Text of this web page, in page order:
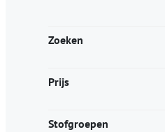
Zoeken
Prijs
Stofgroepen
kan
op
productpagina